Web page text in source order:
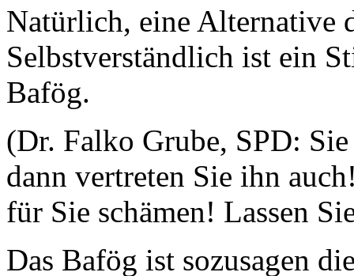
Natürlich, eine Alternative
Selbstverständlich ist ein
Bafög.
(Dr. Falko Grube, SPD:
dann vertreten Sie ihn
für Sie schämen! Lassen
Das Bafög ist sozusagen